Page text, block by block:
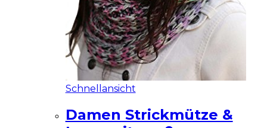
Schnellansicht
Damen Strickmütze &